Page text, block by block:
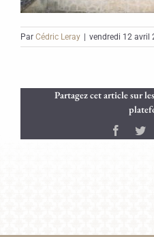
Par Cédric Leray vendredi 12 avril
Partagez cet article sur